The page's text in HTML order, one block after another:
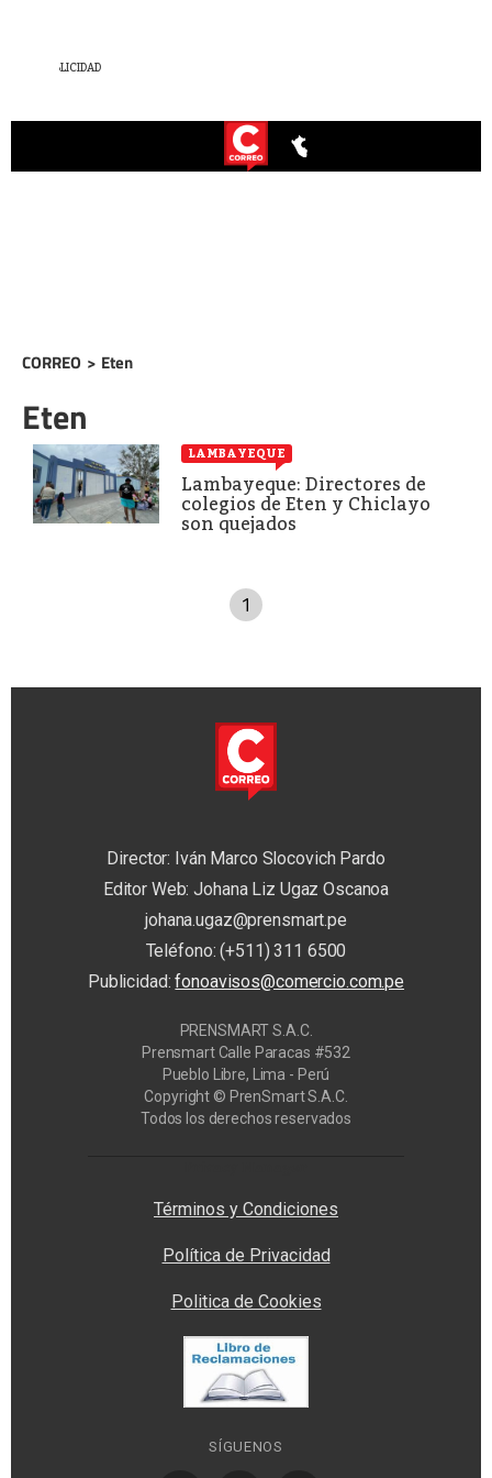
CORREO > Eten
Eten
LAMBAYEQUE
Lambayeque: Directores de
colegios de Eten y Chiclayo
son quejados
1
Director: Iván Marco Slocovich Pardo
Editor Web: Johana Liz Ugaz Oscanoa
johana.ugaz@prensmart.pe
Teléfono: (+511) 311 6500
Publicidad:fonoavisos@comercio.com.pe
PRENSMART S.A.C.
Prensmart Calle Paracas #532
Pueblo Libre, Lima - Perú
Copyright © PrenSmart S.A.C.
Todos los derechos reservados
Términos y Condiciones
Política de Privacidad
Politica de Cookies
SÍGUENOS